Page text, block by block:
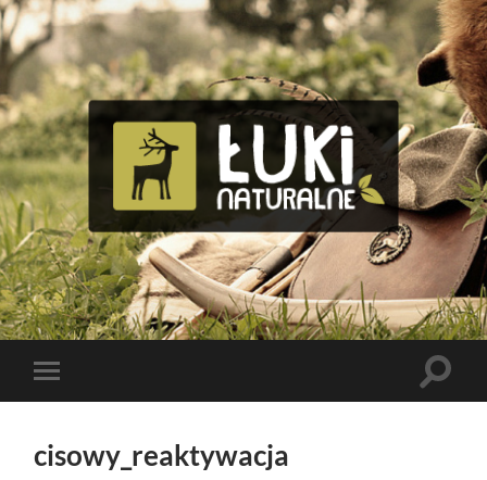
Tomasz
Bolik
Toggle
mobile
Toggle
cisowy_reaktywacja